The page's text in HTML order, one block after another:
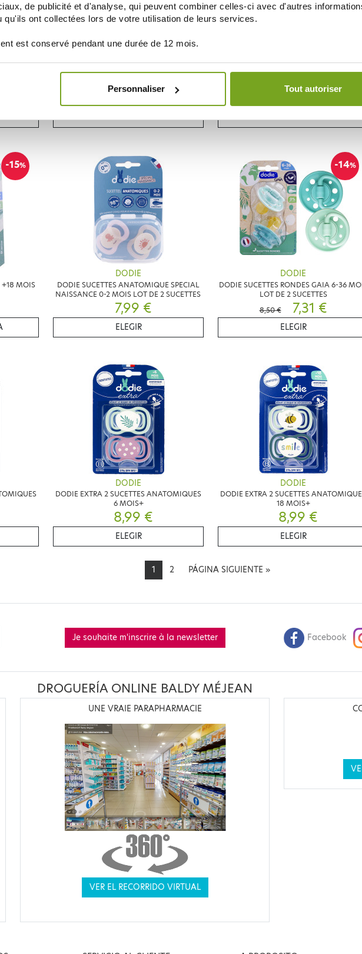
de publicité et d'analyse, qui peuvent combiner celles-ci avec d'autres
qu'ils ont collectées lors de votre utilisation de leurs services.
est conservé pendant une durée de 12 mois.
Personnaliser Tout autoriser
DODIE
DODIE SUCETTES ANATOMIQUES PARIS
SILICONE +18MOIS LOT DE 2
7,55 €
AÑADIR A LA CESTA
DODIE
DODIE SUCETTE ANATOMIQUES
SYMMETRIC +18M LOT DE 2
7,55 €
AÑADIR A LA CESTA
-15%
+18 MOIS
DODIE
DODIE SUCETTES ANATOMIQUE SPECIAL
NAISSANCE 0-2 MOIS LOT DE 2 SUCETTES
7,99 €
ELEGIR
-14%
DODIE
DODIE SUCETTES RONDES GAIA 6-36
LOT DE 2 SUCETTES
8,50 €
7,31 €
ELEGIR
DODIE
DODIE EXTRA 2 SUCETTES ANATOMIQUES
6 MOIS+
8,99 €
ELEGIR
DODIE
DODIE EXTRA 2 SUCETTES
18 MOIS+
8,99 €
ELEGIR
1 2 PÁGINA SIGUIENTE »
Je souhaite m'inscrire à la newsletter Facebook
DROGUERÍA ONLINE BALDY MÉJEAN
UNE VRAIE PARAPHARMACIE
VER EL RECORRIDO VIRTUAL